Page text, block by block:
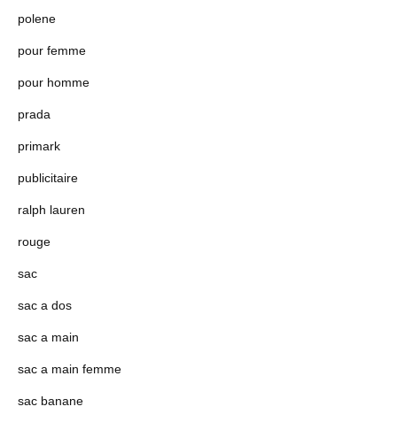
polene
pour femme
pour homme
prada
primark
publicitaire
ralph lauren
rouge
sac
sac a dos
sac a main
sac a main femme
sac banane